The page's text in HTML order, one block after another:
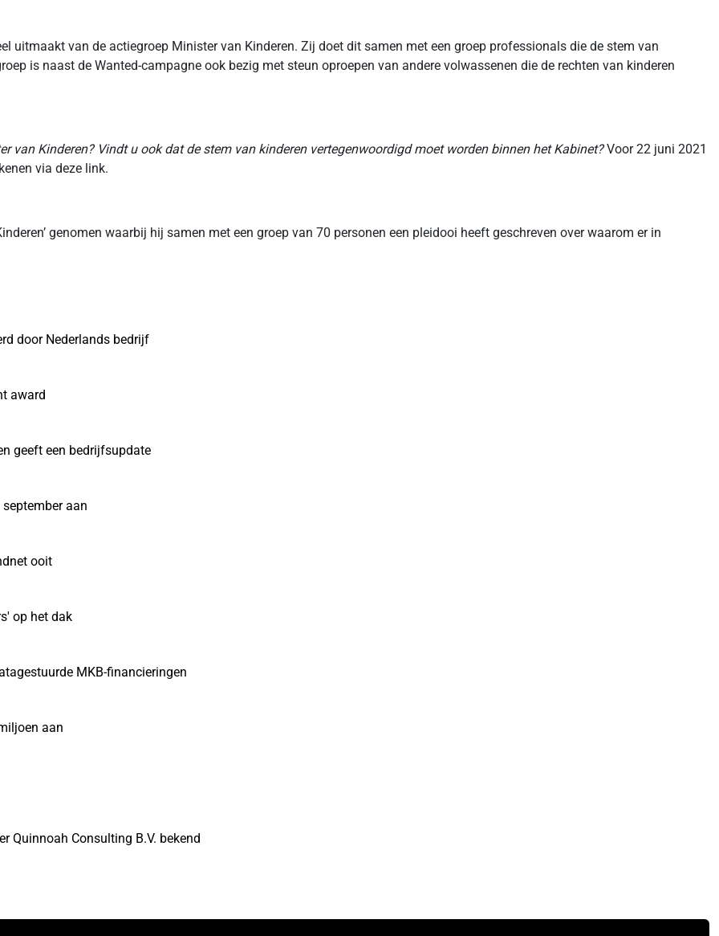
uitmaakt van de actiegroep Minister van Kinderen. Zij doet dit samen met een groep professionals die de stem van
is naast de Wanted-campagne ook bezig met steun oproepen van andere volwassenen die de rechten van kinderen
van Kinderen? Vindt u ook dat de stem van kinderen vertegenwoordigd moet worden binnen het Kabinet?Voor 22 juni 2021
via deze link.
genomen waarbij hij samen met een groep van 70 personen een pleidooi heeft geschreven over waarom er in
door Nederlands bedrijf
award
geeft een bedrijfsupdate
aan
ooit
op het dak
MKB-financieringen
aan
Quinnoah Consulting B.V. bekend